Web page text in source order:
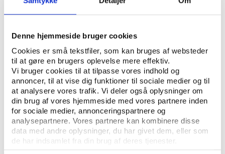
Denne hjemmeside bruger cookies
Cookies er små tekstfiler, som kan bruges af websteder
til at gøre en brugers oplevelse mere effektiv.
Vi bruger cookies til at tilpasse vores indhold og
annoncer, til at vise dig funktioner til sociale medier og til
at analysere vores trafik. Vi deler også oplysninger om
din brug af vores hjemmeside med vores partnere inden
for sociale medier, annonceringspartnere og
analysepartnere. Vores partnere kan kombinere disse
data med andre oplysninger, du har givet dem, eller som
de har indsamlet fra din brug af deres tjenester.
MEDIER OG MARKETING
ÅBN RAPPORT
UDGIVER: SPORT EVENT DENMARK
ANTAL SIDER: 51
Denne rapport om effektmåling udgør sammen med
Sport Event Denmarks frivillighedsundersøgelse
serien 'Den røde tråd'.